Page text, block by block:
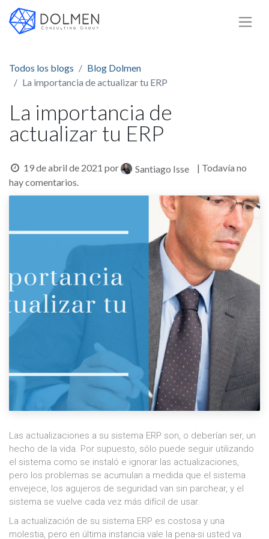
Todos los blogs
Blog Dolmen
La importancia de actualizar tu ERP
La importancia de
actualizar tu ERP
19 de abril de 2021 por Santiago Isse
| Todavía no
hay comentarios.
Las actualizaciones a su sistema ERP son, o deberían ser, un
hecho de la vida. Por supuesto, sólo puede seguir utilizando
el sistema como se instaló e ignorar las actualizaciones,
pero los problemas se acumulan a medida que el sistema
envejece, los agujeros de seguridad van sin parchear, y el
sistema se vuelve cada vez más difícil de usar.
La actualización de su sistema ERP es costosa y una
molestia, pero en última instancia vale la pena-si usted va